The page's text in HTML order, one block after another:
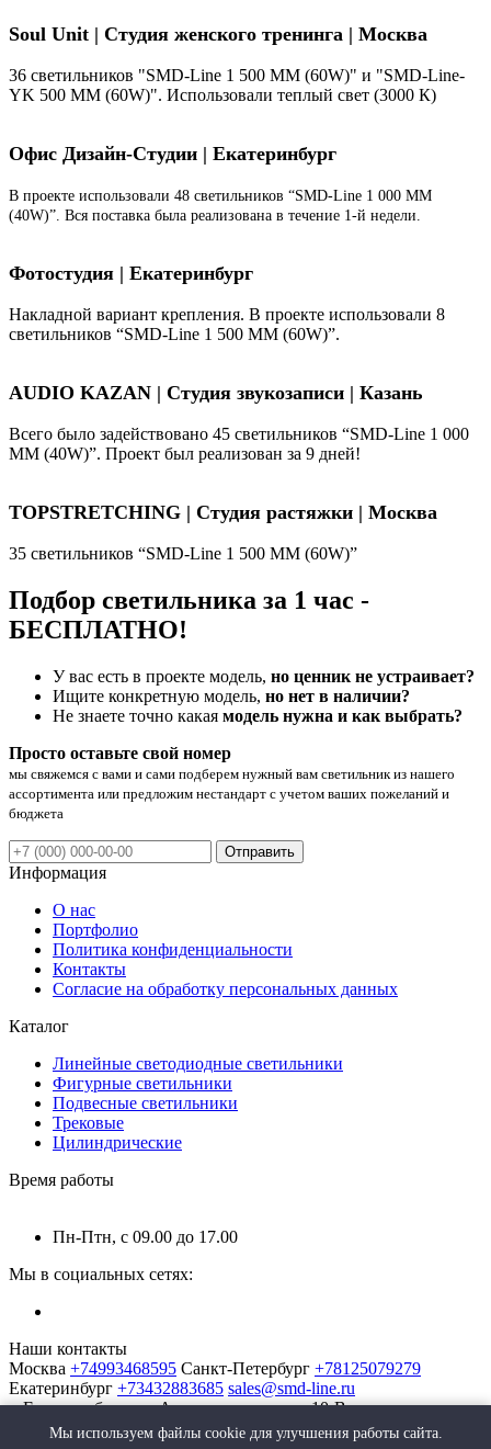
Soul Unit | Студия женского тренинга | Москва
36 светильников "SMD-Line 1 500 ММ (60W)" и "SMD-Line-
YK 500 ММ (60W)". Использовали теплый свет (3000 К)
Офис Дизайн-Студии | Екатеринбург
В проекте использовали 48 светильников “SMD-Line 1 000 ММ
(40W)”. Вся поставка была реализована в течение 1-й недели.
Фотостудия | Екатеринбург
Накладной вариант крепления. В проекте использовали 8
светильников “SMD-Line 1 500 ММ (60W)”.
AUDIO KAZAN | Студия звукозаписи | Казань
Всего было задействовано 45 светильников “SMD-Line 1 000
ММ (40W)”. Проект был реализован за 9 дней!
TOPSTRETCHING | Студия растяжки | Москва
35 светильников “SMD-Line 1 500 ММ (60W)”
Подбор светильника за 1 час -
БЕСПЛАТНО!
У вас есть в проекте модель, но ценник не устраивает?
Ищите конкретную модель, но нет в наличии?
Не знаете точно какая модель нужна и как выбрать?
Просто оставьте свой номер
мы свяжемся с вами и сами подберем нужный вам светильник из нашего
ассортимента или предложим нестандарт с учетом ваших пожеланий и
бюджета
Отправить
Информация
О нас
Портфолио
Политика конфиденциальности
Контакты
Согласие на обработку персональных данных
Каталог
Линейные светодиодные светильники
Фигурные светильники
Подвесные светильники
Трековые
Цилиндрические
Время работы
Пн-Птн, с 09.00 до 17.00
Мы в социальных сетях:
Наши контакты
Москва +74993468595 Санкт-Петербург +78125079279
Екатеринбург +73432883685 sales@smd-line.ru
г. Екатеринбург, ул. Автомагистральная 10-В
Мы используем файлы cookie для улучшения работы сайта.